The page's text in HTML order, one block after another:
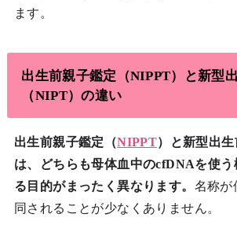
ます。
出生前親子鑑定（NIPPT）と新型
（NIPT）の違い
出生前親子鑑定（NIPPT）と新型出生
は、どちらも母体血中のcfDNAを使
る目的がまったく異なります。 名称が
同されることが少なくありません。